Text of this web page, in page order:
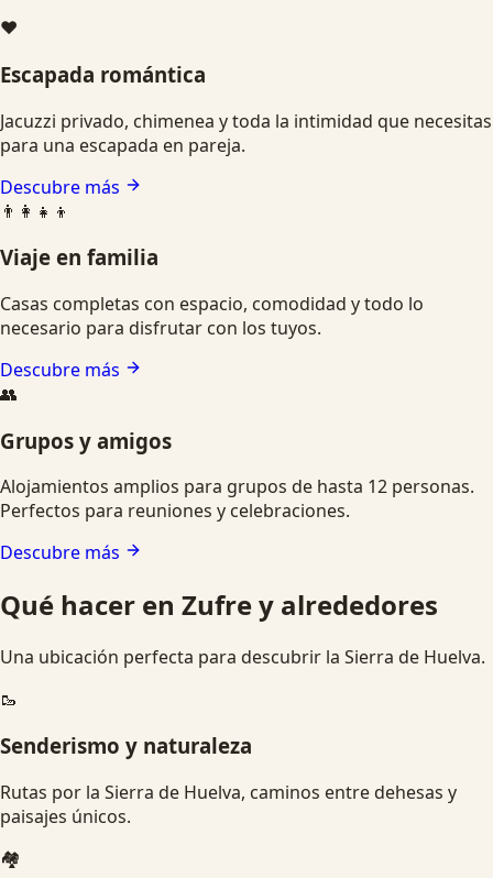
❤️
Escapada romántica
Jacuzzi privado, chimenea y toda la intimidad que necesitas
para una escapada en pareja.
Descubre más
👨‍👩‍👧‍👦
Viaje en familia
Casas completas con espacio, comodidad y todo lo
necesario para disfrutar con los tuyos.
Descubre más
👥
Grupos y amigos
Alojamientos amplios para grupos de hasta 12 personas.
Perfectos para reuniones y celebraciones.
Descubre más
Qué hacer en Zufre y alrededores
Una ubicación perfecta para descubrir la Sierra de Huelva.
🥾
Senderismo y naturaleza
Rutas por la Sierra de Huelva, caminos entre dehesas y
paisajes únicos.
🏘️